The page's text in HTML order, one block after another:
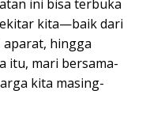
ini bisa terbuka
kita—baik dari
hingga
itu, mari bersama-
kita masing-